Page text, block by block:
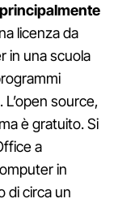
licenza da
in una scuola
source,
è gratuito. Si
a
in
di circa un